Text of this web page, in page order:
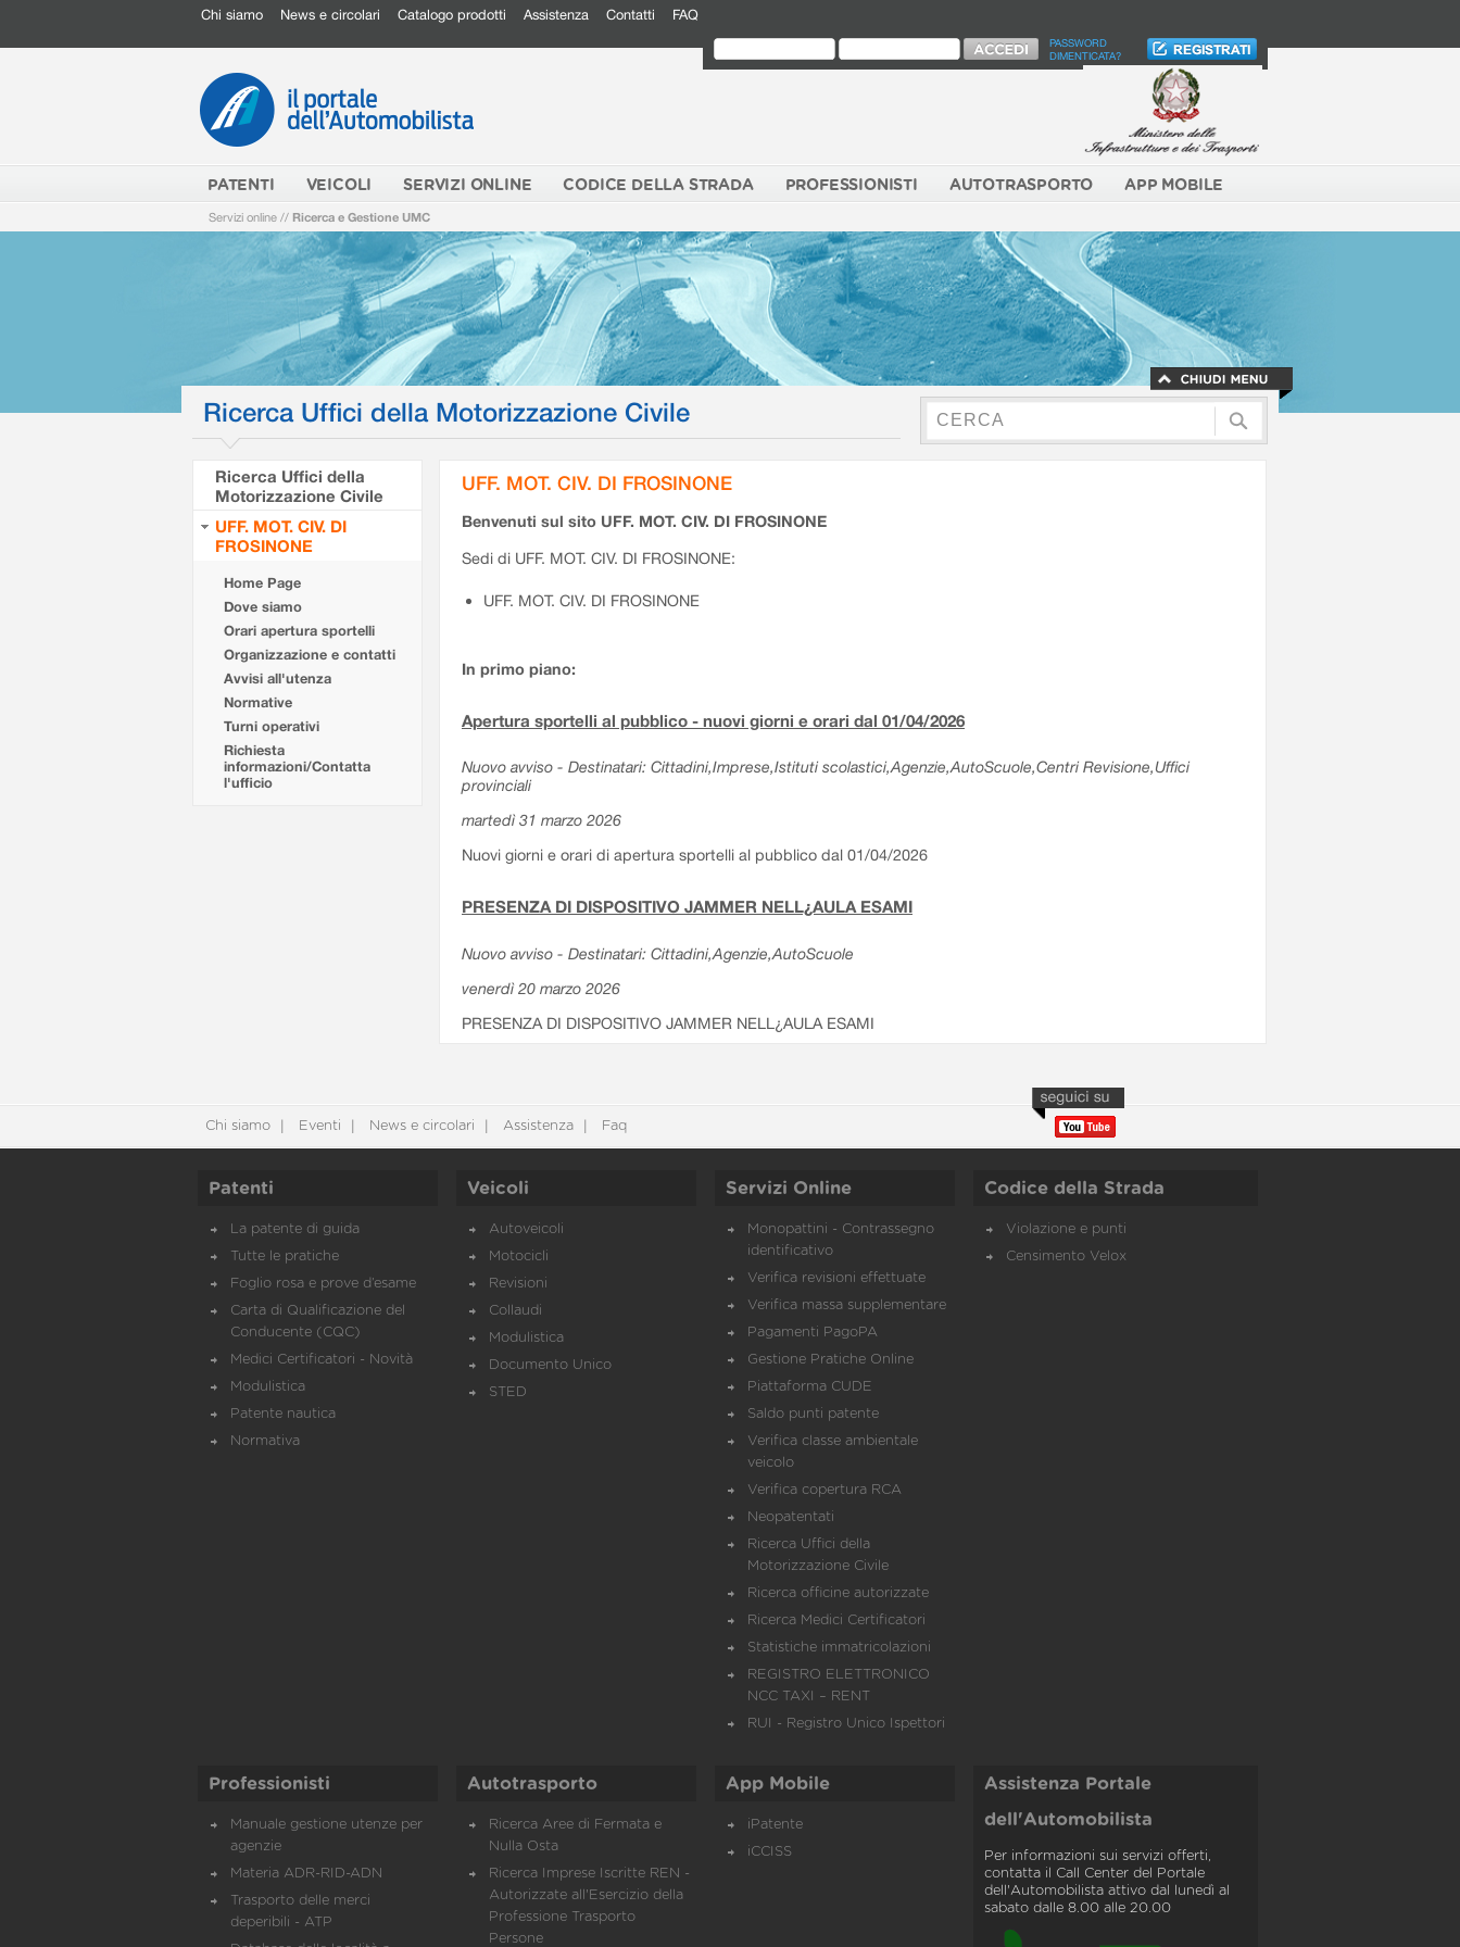
Chi siamo News e circolari Catalogo prodotti Assistenza Contatti FAQ
PASSWORD
DIMENTICATA?
PATENTI VEICOLI SERVIZI ONLINE CODICE DELLA STRADA PROFESSIONISTI AUTOTRASPORTO APP MOBILE
Servizi online // Ricerca e Gestione UMC
Ricerca Uffici della Motorizzazione Civile
Ricerca Uffici della
Motorizzazione Civile
UFF. MOT. CIV. DI
FROSINONE
Home Page
Dove siamo
Orari apertura sportelli
Organizzazione e contatti
Avvisi all'utenza
Normative
Turni operativi
Richiesta
informazioni/Contatta
l'ufficio
UFF. MOT. CIV. DI FROSINONE
Benvenuti sul sito UFF. MOT. CIV. DI FROSINONE
Sedi di UFF. MOT. CIV. DI FROSINONE:
UFF. MOT. CIV. DI FROSINONE
In primo piano:
Apertura sportelli al pubblico - nuovi giorni e orari dal 01/04/2026
Nuovo avviso - Destinatari: Cittadini,Imprese,Istituti scolastici,Agenzie,AutoScuole,Centri Revisione,Uffici
provinciali
martedì 31 marzo 2026
Nuovi giorni e orari di apertura sportelli al pubblico dal 01/04/2026
PRESENZA DI DISPOSITIVO JAMMER NELL¿AULA ESAMI
Nuovo avviso - Destinatari: Cittadini,Agenzie,AutoScuole
venerdì 20 marzo 2026
PRESENZA DI DISPOSITIVO JAMMER NELL¿AULA ESAMI
Chi siamo Eventi News e circolari Assistenza Faq
Patenti
La patente di guida
Tutte le pratiche
Foglio rosa e prove d’esame
Carta di Qualificazione del
Conducente (CQC)
Medici Certificatori - Novità
Modulistica
Patente nautica
Normativa
Veicoli
Autoveicoli
Motocicli
Revisioni
Collaudi
Modulistica
Documento Unico
STED
Servizi Online
Monopattini - Contrassegno
identificativo
Verifica revisioni effettuate
Verifica massa supplementare
Pagamenti PagoPA
Gestione Pratiche Online
Piattaforma CUDE
Saldo punti patente
Verifica classe ambientale
veicolo
Verifica copertura RCA
Neopatentati
Ricerca Uffici della
Motorizzazione Civile
Ricerca officine autorizzate
Ricerca Medici Certificatori
Statistiche immatricolazioni
REGISTRO ELETTRONICO
NCC TAXI – RENT
RUI - Registro Unico Ispettori
Codice della Strada
Violazione e punti
Censimento Velox
Professionisti
Manuale gestione utenze per
agenzie
Materia ADR-RID-ADN
Trasporto delle merci
deperibili - ATP
Autotrasporto
Ricerca Aree di Fermata e
Nulla Osta
Ricerca Imprese Iscritte REN -
Autorizzate all'Esercizio della
Professione Trasporto
Persone
App Mobile
iPatente
iCCISS
Assistenza Portale
dell'Automobilista
Per informazioni sui servizi offerti,
contatta il Call Center del Portale
dell'Automobilista attivo dal lunedì al
sabato dalle 8.00 alle 20.00